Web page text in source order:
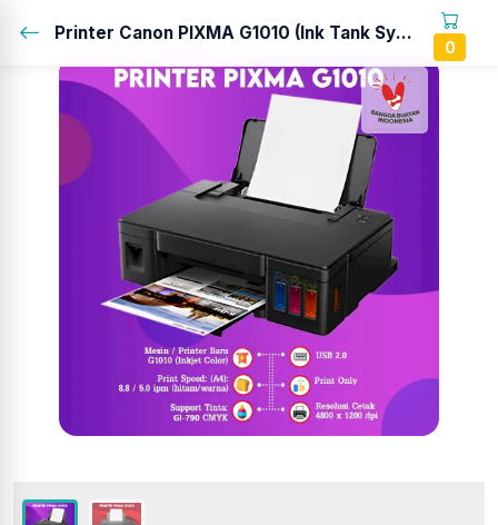
Printer Canon PIXMA G1010 (Ink Tank System)...
0